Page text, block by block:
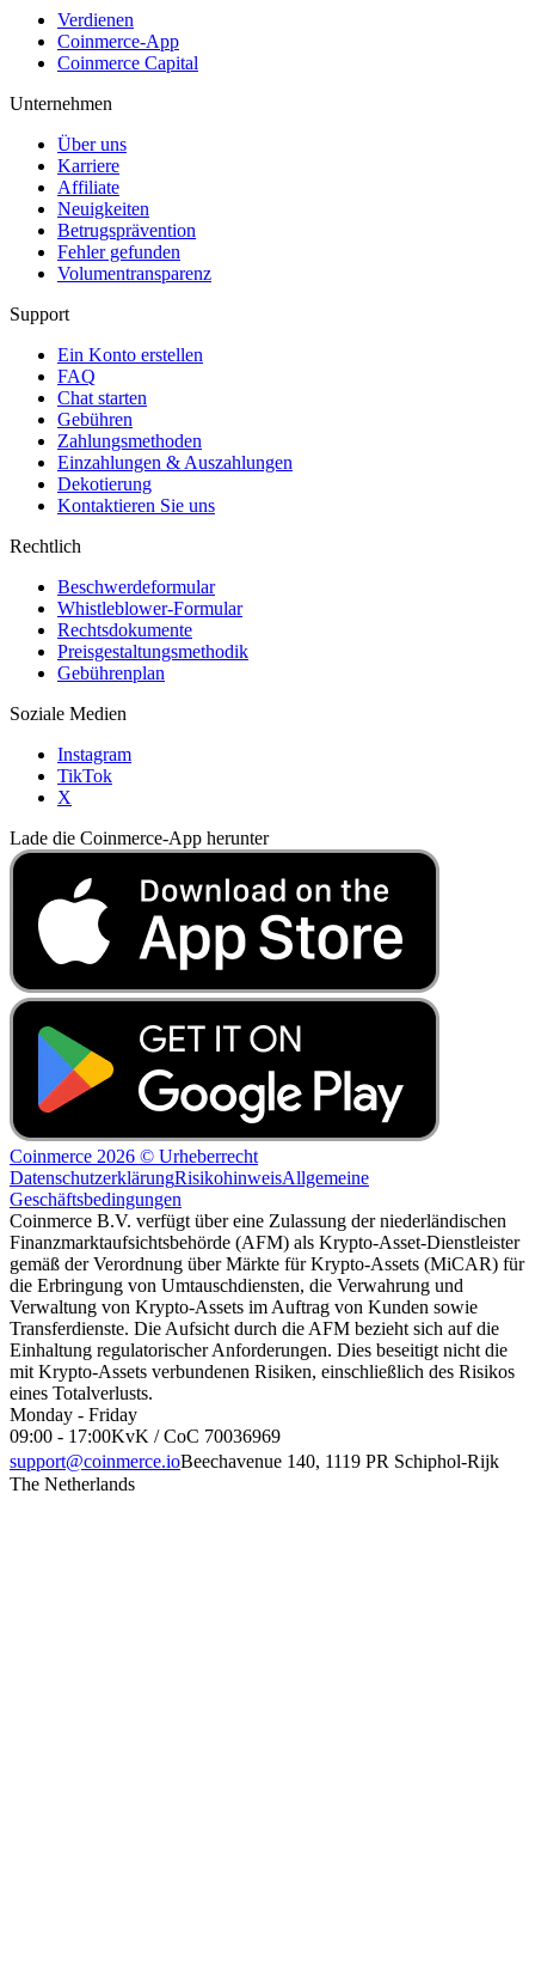
Verdienen
Coinmerce-App
Coinmerce Capital
Unternehmen
Über uns
Karriere
Affiliate
Neuigkeiten
Betrugsprävention
Fehler gefunden
Volumentransparenz
Support
Ein Konto erstellen
FAQ
Chat starten
Gebühren
Zahlungsmethoden
Einzahlungen & Auszahlungen
Dekotierung
Kontaktieren Sie uns
Rechtlich
Beschwerdeformular
Whistleblower-Formular
Rechtsdokumente
Preisgestaltungsmethodik
Gebührenplan
Soziale Medien
Instagram
TikTok
X
Lade die Coinmerce-App herunter
Coinmerce 2026 © Urheberrecht
DatenschutzerklärungRisikohinweisAllgemeine
Geschäftsbedingungen
Coinmerce B.V. verfügt über eine Zulassung der niederländischen
Finanzmarktaufsichtsbehörde (AFM) als Krypto-Asset-Dienstleister
gemäß der Verordnung über Märkte für Krypto-Assets (MiCAR) für
die Erbringung von Umtauschdiensten, die Verwahrung und
Verwaltung von Krypto-Assets im Auftrag von Kunden sowie
Transferdienste. Die Aufsicht durch die AFM bezieht sich auf die
Einhaltung regulatorischer Anforderungen. Dies beseitigt nicht die
mit Krypto-Assets verbundenen Risiken, einschließlich des Risikos
eines Totalverlusts.
Monday - Friday
09:00 - 17:00KvK / CoC 70036969
support@coinmerce.ioBeechavenue 140, 1119 PR Schiphol-Rijk
The Netherlands